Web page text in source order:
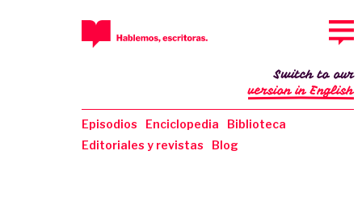
Episodios Enciclopedia
Biblioteca
Editoriales y revistas
Blog
Switch to our
version in English